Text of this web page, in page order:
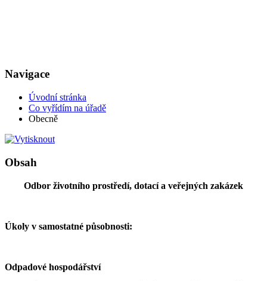
Navigace
Úvodní stránka
Co vyřídím na úřadě
Obecně
Obsah
Odbor životního prostředí, dotací a veřejných zakázek
Úkoly v samostatné působnosti:
Odpadové hospodářství